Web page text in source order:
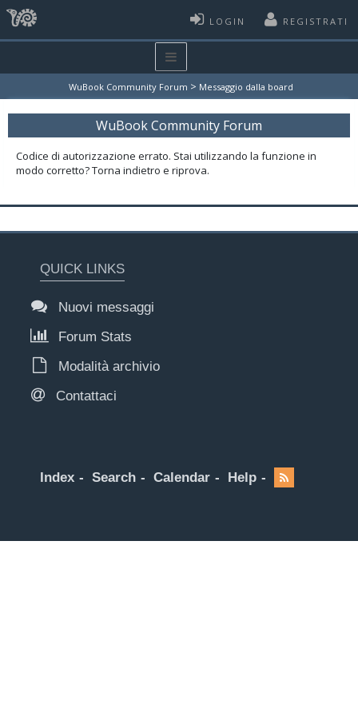
LOGIN REGISTRATI
WuBook Community Forum > Messaggio dalla board
WuBook Community Forum
Codice di autorizzazione errato. Stai utilizzando la funzione in
modo corretto? Torna indietro e riprova.
QUICK LINKS
Nuovi messaggi
Forum Stats
Modalità archivio
Contattaci
Index Search Calendar Help